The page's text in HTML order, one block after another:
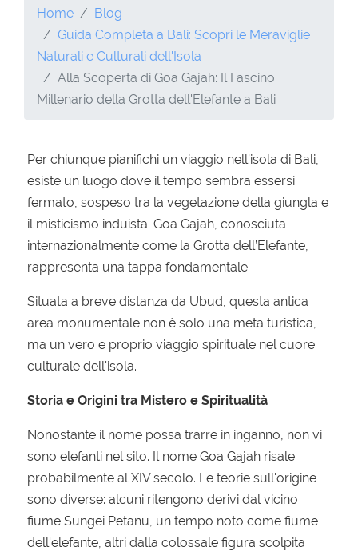
Home
Blog
Guida Completa a Bali: Scopri le Meraviglie
Naturali e Culturali dell'Isola
Alla Scoperta di Goa Gajah: Il Fascino
Millenario della Grotta dell'Elefante a Bali
Per chiunque pianifichi un viaggio nell’isola di Bali,
esiste un luogo dove il tempo sembra essersi
fermato, sospeso tra la vegetazione della giungla e
il misticismo induista. Goa Gajah, conosciuta
internazionalmente come la Grotta dell’Elefante,
rappresenta una tappa fondamentale.
Situata a breve distanza da Ubud, questa antica
area monumentale non è solo una meta turistica,
ma un vero e proprio viaggio spirituale nel cuore
culturale dell'isola.
Storia e Origini tra Mistero e Spiritualità
Nonostante il nome possa trarre in inganno, non vi
sono elefanti nel sito. Il nome Goa Gajah risale
probabilmente al XIV secolo. Le teorie sull'origine
sono diverse: alcuni ritengono derivi dal vicino
fiume Sungei Petanu, un tempo noto come fiume
dell'elefante, altri dalla colossale figura scolpita